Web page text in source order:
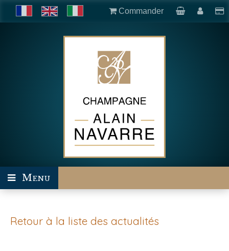
Menu
Retour à la liste des actualités
Commander